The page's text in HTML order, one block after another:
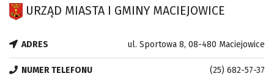
URZĄD MIASTA I GMINY MACIEJOWICE
ADRES ul. Sportowa 8, 08-480 Maciejowice
NUMER TELEFONU (25) 682-57-37